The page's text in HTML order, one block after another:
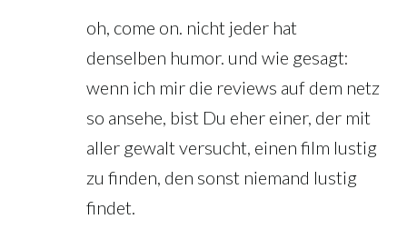
oh, come on. nicht jeder hat
denselben humor. und wie gesagt:
wenn ich mir die reviews auf dem netz
so ansehe, bist Du eher einer, der mit
aller gewalt versucht, einen film lustig
zu finden, den sonst niemand lustig
findet.